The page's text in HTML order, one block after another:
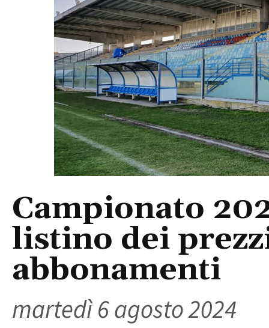
Campionato
listino dei
abbonamenti
martedì 6 agosto 2024